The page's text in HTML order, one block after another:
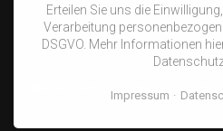
Kontakt Impressum|
Erteilen Sie uns die
Verarbeitung
DSGVO. Mehr Informationen
Impressum